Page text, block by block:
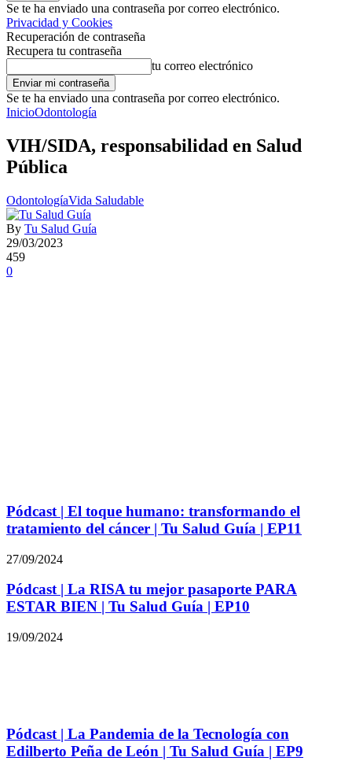
Se te ha enviado una contraseña por correo electrónico.
Privacidad y Cookies
Recuperación de contraseña
Recupera tu contraseña
tu correo electrónico
Se te ha enviado una contraseña por correo electrónico.
InicioOdontología
VIH/SIDA, responsabilidad en Salud
Pública
OdontologíaVida Saludable
By Tu Salud Guía
29/03/2023
459
0
Pódcast | El toque humano: transformando el
tratamiento del cáncer | Tu Salud Guía | EP11
27/09/2024
Pódcast | La RISA tu mejor pasaporte PARA
ESTAR BIEN | Tu Salud Guía | EP10
19/09/2024
Pódcast | La Pandemia de la Tecnología con
Edilberto Peña de León | Tu Salud Guía | EP9